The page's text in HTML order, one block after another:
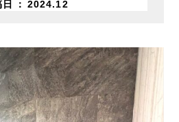
2024.12